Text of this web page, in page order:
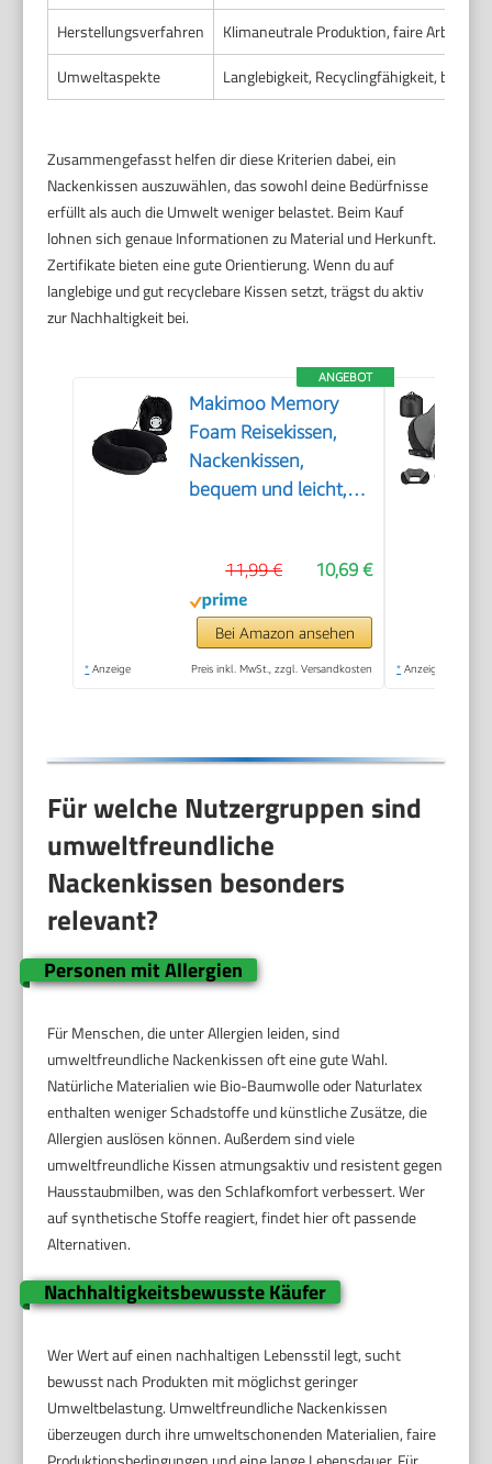
Herstellungsverfahren
Klimaneutrale Produktion, faire
Umweltaspekte
Langlebigkeit, Recyclingfähigkeit,
Zusammengefasst helfen dir diese Kriterien dabei, ein
Nackenkissen auszuwählen, das sowohl deine Bedürfnisse
erfüllt als auch die Umwelt weniger belastet. Beim Kauf
lohnen sich genaue Informationen zu Material und Herkunft.
Zertifikate bieten eine gute Orientierung. Wenn du auf
langlebige und gut recyclebare Kissen setzt, trägst du aktiv
zur Nachhaltigkeit bei.
ANGEBOT
Makimoo Memory
Foam Reisekissen,
Nackenkissen,
bequem und leicht,
Bus und zu Hause,
kommt mit
Aufbewahrungstasche
(Schwarz)
10,69 €
11,99 €
Bei Amazon ansehen
* Anzeige Preis inkl. MwSt., zzgl. Versandkosten * Anzeige
Für welche Nutzergruppen sind
umweltfreundliche
Nackenkissen besonders
relevant?
Personen mit Allergien
Für Menschen, die unter Allergien leiden, sind
umweltfreundliche Nackenkissen oft eine gute Wahl.
Natürliche Materialien wie Bio-Baumwolle oder Naturlatex
enthalten weniger Schadstoffe und künstliche Zusätze, die
Allergien auslösen können. Außerdem sind viele
umweltfreundliche Kissen atmungsaktiv und resistent gegen
Hausstaubmilben, was den Schlafkomfort verbessert. Wer
auf synthetische Stoffe reagiert, findet hier oft passende
Alternativen.
Nachhaltigkeitsbewusste Käufer
Wer Wert auf einen nachhaltigen Lebensstil legt, sucht
bewusst nach Produkten mit möglichst geringer
Umweltbelastung. Umweltfreundliche Nackenkissen
überzeugen durch ihre umweltschonenden Materialien, faire